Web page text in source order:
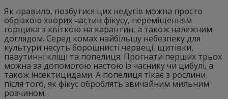
Як правило, позбутися цих недугів можна просто
обрізкою хворих частин фікусу, переміщенням
горщика з квіткою на карантин, а також належним
доглядом. Серед комах найбільшу небезпеку для
культури несуть борошнисті червеці, щитівки,
павутинні кліщі та попелиця. Прогнати перших трьох
можна за допомогою настою із часнику чи цибулі, а
також інсектицидами. А попелиця тікає з рослини
після того, як фікус оброблять звичайним мильним
розчином.